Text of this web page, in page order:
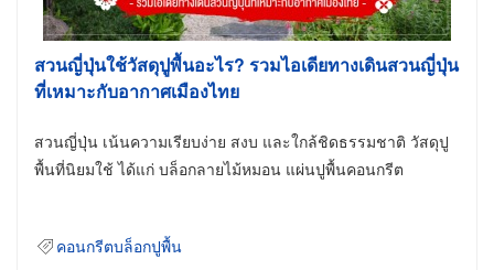
สวนญี่ปุ่นใช้วัสดุปูพื้นอะไร? รวมไอเดียทางเดินสวนญี่ปุ่น
ที่เหมาะกับอากาศเมืองไทย
สวนญี่ปุ่น เน้นความเรียบง่าย สงบ และใกล้ชิดธรรมชาติ วัสดุปู
พื้นที่นิยมใช้ ได้แก่ บล็อกลายไม้หมอน แผ่นปูพื้นคอนกรีต
คอนกรีตบล็อกปูพื้น